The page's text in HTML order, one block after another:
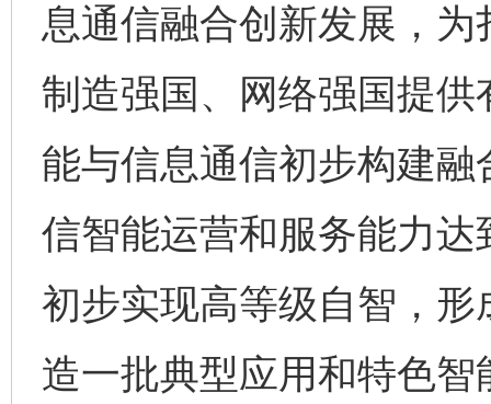
息通信融合创新发展，
制造强国、网络强国提
能与信息通信初步构建
信智能运营和服务能力
初步实现高等级自智，
造一批典型应用和特色